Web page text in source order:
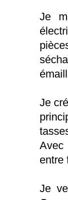
Je
Je
Avec
entre
Je